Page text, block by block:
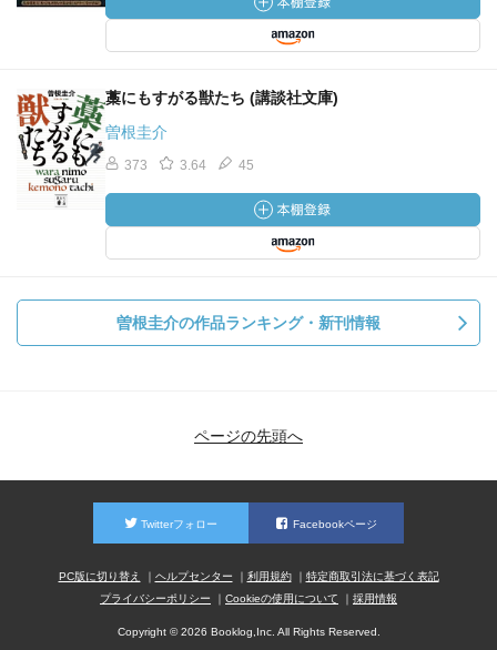
藁にもすがる獣たち (講談社文庫)
曽根圭介
373 3.64 45
曽根圭介の作品ランキング・新刊情報
ページの先頭へ
Twitterフォロー Facebookページ
PC版に切り替え ヘルプセンター 利用規約
特定商取引法に基づく表記
プライバシーポリシー
Cookieの使用について 採用情報
Copyright © 2026 Booklog,Inc. All Rights Reserved.